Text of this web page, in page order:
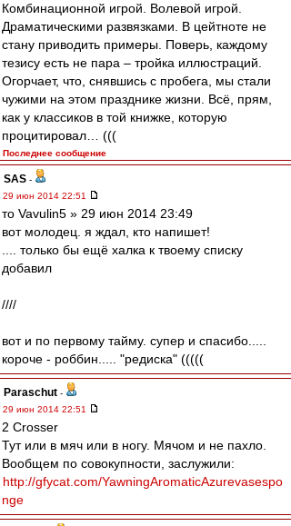
Комбинационной игрой. Волевой игрой.
Драматическими развязками. В цейтноте не
стану приводить примеры. Поверь, каждому
тезису есть не пара – тройка иллюстраций.
Огорчает, что, снявшись с пробега, мы стали
чужими на этом празднике жизни. Всё, прям,
как у классиков в той книжке, которую
процитировал… (((
Последнее сообщение
SAS -
29 июн 2014 22:51
то Vavulin5 » 29 июн 2014 23:49
вот молодец. я ждал, кто напишет!
.... только бы ещё халка к твоему списку
добавил
////
вот и по первому тайму. супер и спасибо.....
короче - роббин..... "редиска" (((((
Paraschut -
29 июн 2014 22:51
2 Crosser
Тут или в мяч или в ногу. Мячом и не пахло.
Вообщем по совокупности, заслужили:
http://gfycat.com/YawningAromaticAzurevasespo
nge